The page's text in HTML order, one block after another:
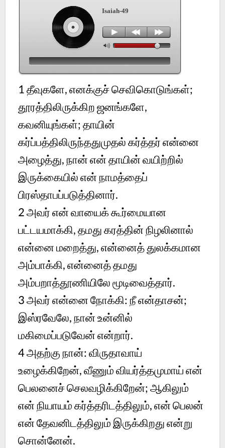
Isaiah-49
1 தீவுகளே, எனக்குச் செவிகொடுங்கள்;
தூரத்திலிருக்கிற ஜனங்களே,
கவனியுங்கள்; தாயின்
கர்ப்பத்திலிருந்ததுமுதல் கர்த்தர் என்னை
அழைத்து, நான் என் தாயின் வயிற்றில்
இருக்கையில் என் நாமத்தைப்
பிரஸ்தாபப்படுத்தினார்.
2 அவர் என் வாயைக் கூர்மையான
பட்டயமாக்கி, தமது கரத்தின் நிழலினால்
என்னை மறைத்து, என்னைத் துலக்கமான
அம்பாக்கி, என்னைத் தமது
அம்பறாத்தூணியிலே மூடிவைத்தார்.
3 அவர் என்னை நோக்கி: நீ என்தாசன்;
இஸ்ரவேலே, நான் உன்னில்
மகிமைப்படுவேன் என்றார்.
4 அதற்கு நான்: விருதாவாய்
உழைக்கிறேன், வீணும் வியர்த்தமுமாய் என்
பெலனைச் செலவழிக்கிறேன்; ஆகிலும்
என் நியாயம் கர்த்தரிடத்திலும், என் பெலன்
என் தேவனிடத்திலும் இருக்கிறது என்று
சொன்னேன்.